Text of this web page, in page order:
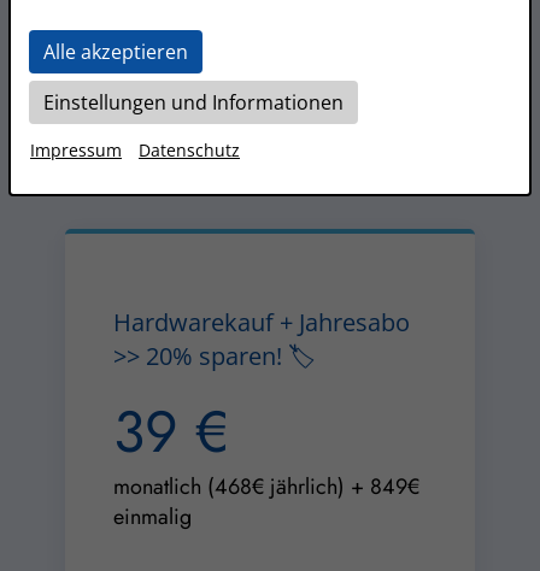
mobile Systeme vom Fachmann - kaufen oder
finanzieren (Leasing)
Hardwarekauf + Jahresabo
>> 20% sparen! 🏷️
39 €
monatlich (468€ jährlich) + 849€
einmalig
Alle akzeptieren
Einstellungen und Informationen
Impressum Datenschutz